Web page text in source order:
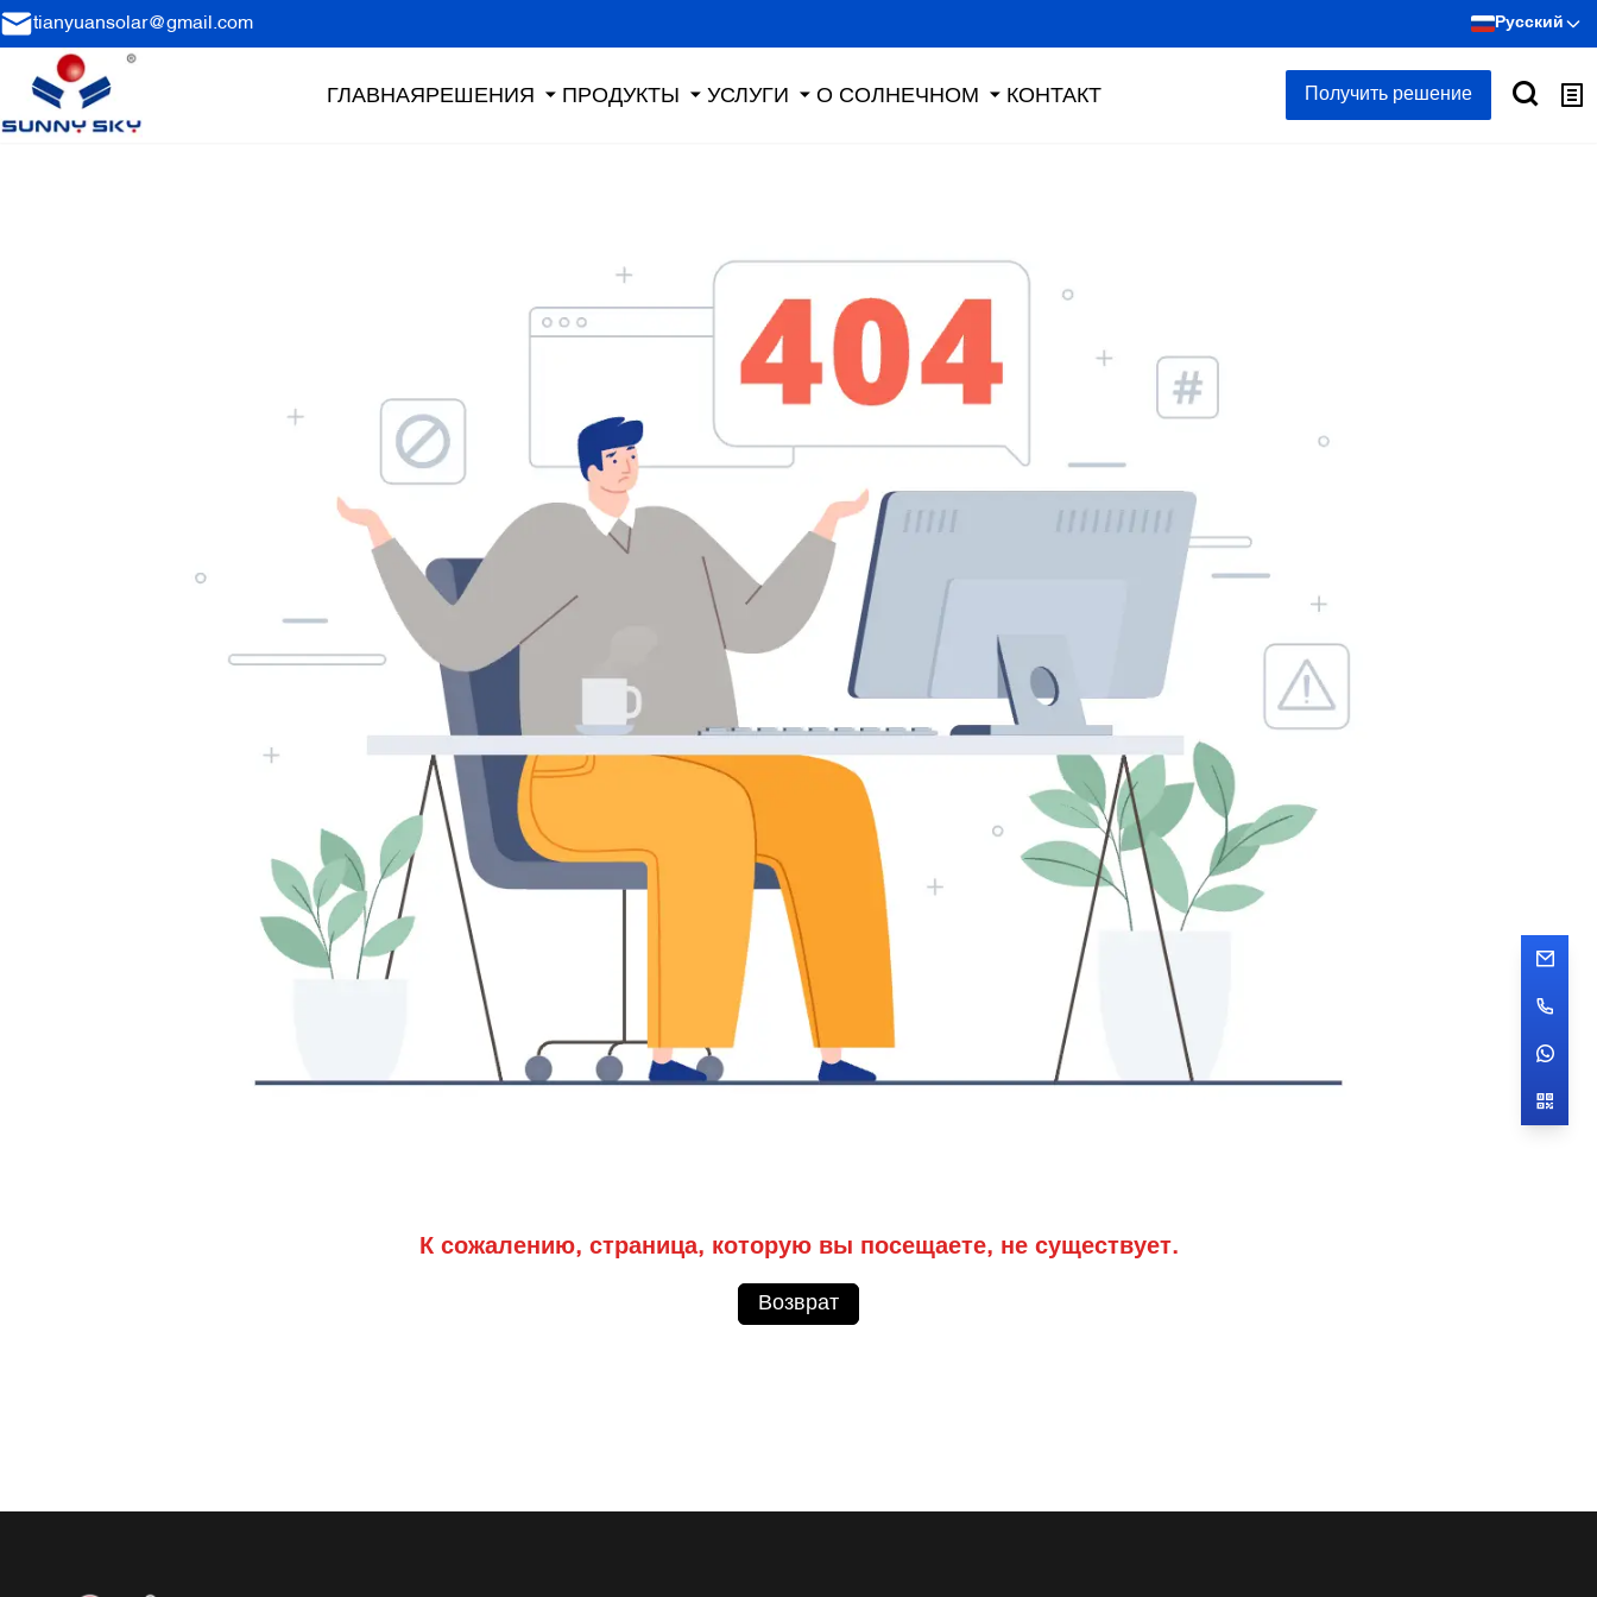
tianyuansolar@gmail.com Русский
ГЛАВНАЯРЕШЕНИЯ ПРОДУКТЫ УСЛУГИ О СОЛНЕЧНОМ КОНТАКТ Получить решение
К сожалению, страница, которую вы посещаете, не существует.
Возврат